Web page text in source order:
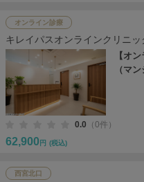
オンライン診療
キレイパスオンラインクリニッ
【オ
（マ
0.0 （0件）
62,900 円 (税込)
西宮北口